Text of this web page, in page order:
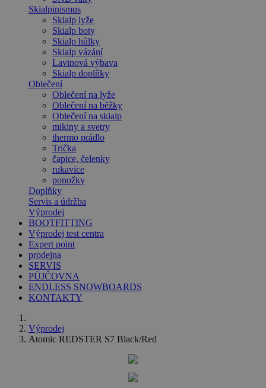
Skialpinismus
Skialp lyže
Skialp boty
Skialp hůlky
Skialp vázání
Lavinová výbava
Skialp doplňky
Oblečení
Oblečení na lyže
Oblečení na běžky
Oblečení na skialp
mikiny a svetry
thermo prádlo
Trička
čapice, čelenky
rukavice
ponožky
Doplňky
Servis a údržba
Výprodej
BOOTFITTING
Výprodej test centra
Expert point
prodejna
SERVIS
PŮJČOVNA
ENDLESS SNOWBOARDS
KONTAKTY
Výprodej
Atomic REDSTER S7 Black/Red